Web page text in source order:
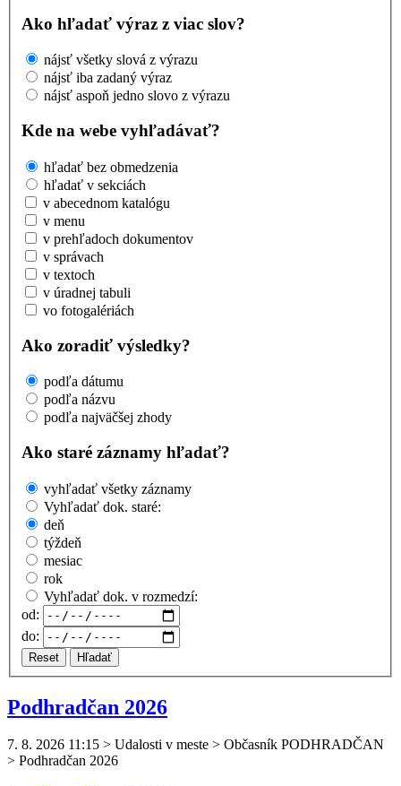
Ako hľadať výraz z viac slov?
nájsť všetky slová z výrazu
nájsť iba zadaný výraz
nájsť aspoň jedno slovo z výrazu
Kde na webe vyhľadávať?
hľadať bez obmedzenia
hľadať v sekciách
v abecednom katalógu
v menu
v prehľadoch dokumentov
v správach
v textoch
v úradnej tabuli
vo fotogalériách
Ako zoradiť výsledky?
podľa dátumu
podľa názvu
podľa najväčšej zhody
Ako staré záznamy hľadať?
vyhľadať všetky záznamy
Vyhľadať dok. staré:
deň
týždeň
mesiac
rok
Vyhľadať dok. v rozmedzí:
od:
do:
Reset Hľadať
Podhradčan 2026
7. 8. 2026 11:15 > Udalosti v meste > Občasník PODHRADČAN
> Podhradčan 2026